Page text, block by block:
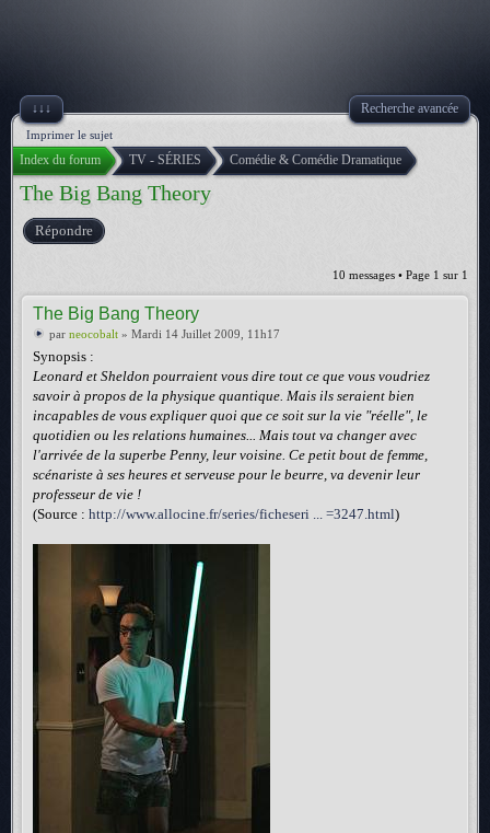
↓↓↓ Recherche avancée
Imprimer le sujet
Index du forum TV - SÉRIES Comédie & Comédie Dramatique
The Big Bang Theory
Répondre
10 messages • Page 1 sur 1
The Big Bang Theory
par neocobalt » Mardi 14 Juillet 2009, 11h17
Synopsis :
Leonard et Sheldon pourraient vous dire tout ce que vous voudriez
savoir à propos de la physique quantique. Mais ils seraient bien
incapables de vous expliquer quoi que ce soit sur la vie "réelle", le
quotidien ou les relations humaines... Mais tout va changer avec
l'arrivée de la superbe Penny, leur voisine. Ce petit bout de femme,
scénariste à ses heures et serveuse pour le beurre, va devenir leur
professeur de vie !
(Source : http://www.allocine.fr/series/ficheseri ... =3247.html)